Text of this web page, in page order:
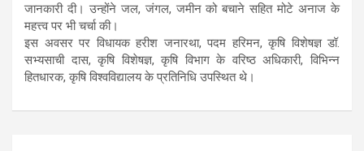
जानकारी दी। उन्होंने जल, जंगल, जमीन को बचाने सहित मोटे अनाज के
महत्त्व पर भी चर्चा की।
इस अवसर पर विधायक हरीश जनारथा, पदम हरिमन, कृषि विशेषज्ञ डॉ.
सभ्यसाची दास, कृषि विशेषज्ञ, कृषि विभाग के वरिष्ठ अधिकारी, विभिन्न
हितधारक, कृषि विश्वविद्यालय के प्रतिनिधि उपस्थित थे।